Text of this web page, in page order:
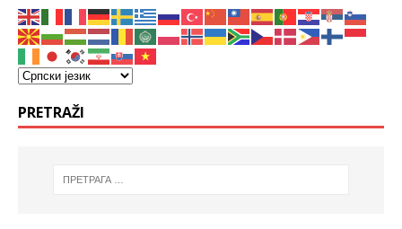
PRETRAŽI